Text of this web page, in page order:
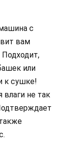
с
вам
или
к сушке!
не так